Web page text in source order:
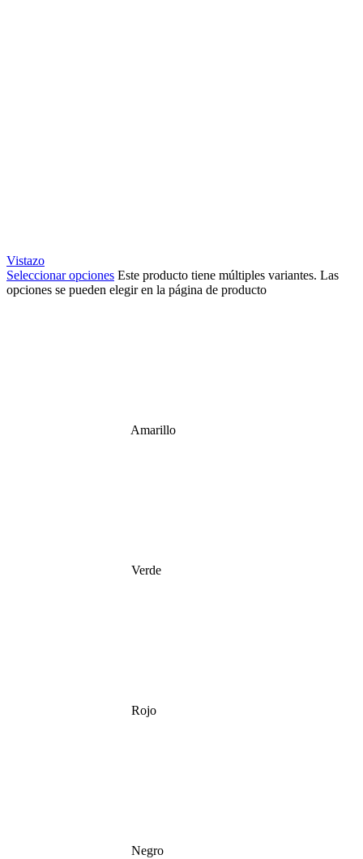
Vistazo
Seleccionar opciones Este producto tiene múltiples variantes. Las
opciones se pueden elegir en la página de producto
Amarillo
Verde
Rojo
Negro